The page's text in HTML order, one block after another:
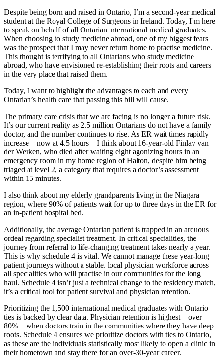
Despite being born and raised in Ontario, I’m a second-year medical
student at the Royal College of Surgeons in Ireland. Today, I’m here
to speak on behalf of all Ontarian international medical graduates.
When choosing to study medicine abroad, one of my biggest fears
was the prospect that I may never return home to practise medicine.
This thought is terrifying to all Ontarians who study medicine
abroad, who have envisioned re-establishing their roots and careers
in the very place that raised them.
Today, I want to highlight the advantages to each and every
Ontarian’s health care that passing this bill will cause.
The primary care crisis that we are facing is no longer a future risk.
It’s our current reality as 2.5 million Ontarians do not have a family
doctor, and the number continues to rise. As ER wait times rapidly
increase—now at 4.5 hours—I think about 16-year-old Finlay van
der Werken, who died after waiting eight agonizing hours in an
emergency room in my home region of Halton, despite him being
triaged at level 2, a category that requires a doctor’s assessment
within 15 minutes.
I also think about my elderly grandparents living in the Niagara
region, where 90% of patients wait for up to three days in the ER for
an in-patient hospital bed.
Additionally, the average Ontarian patient is trapped in an arduous
ordeal regarding specialist treatment. In critical specialities, the
journey from referral to life-changing treatment takes nearly a year.
This is why schedule 4 is vital. We cannot manage these year-long
patient journeys without a stable, local physician workforce across
all specialities who will practise in our communities for the long
haul. Schedule 4 isn’t just a technical change to the residency match,
it’s a critical tool for patient survival and physician retention.
Prioritizing the 1,500 international medical graduates with Ontario
ties is backed by clear data. Physician retention is highest—over
80%—when doctors train in the communities where they have deep
roots. Schedule 4 ensures we prioritize doctors with ties to Ontario,
as these are the individuals statistically most likely to open a clinic in
their hometown and stay there for an over-30-year career.